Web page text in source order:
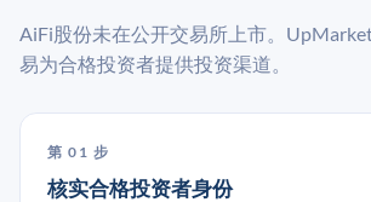
AiFi股份未在公开交易所上市。
易为合格投资者提供投资渠道。
第 01 步
核实合格投资者身份